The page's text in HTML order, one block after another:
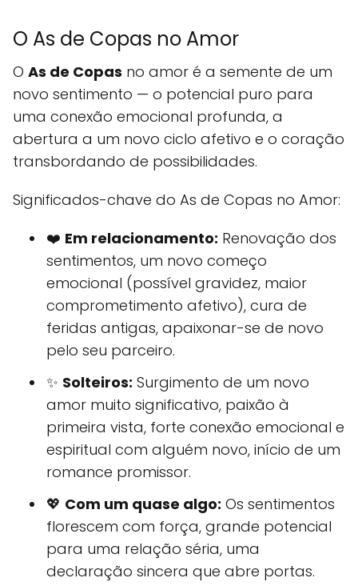
O As de Copas no Amor
O As de Copas no amor é a semente de um
novo sentimento — o potencial puro para
uma conexão emocional profunda, a
abertura a um novo ciclo afetivo e o coração
transbordando de possibilidades.
Significados-chave do As de Copas no Amor:
❤️ Em relacionamento: Renovação dos
sentimentos, um novo começo
emocional (possível gravidez, maior
comprometimento afetivo), cura de
feridas antigas, apaixonar-se de novo
pelo seu parceiro.
✨ Solteiros: Surgimento de um novo
amor muito significativo, paixão à
primeira vista, forte conexão emocional e
espiritual com alguém novo, início de um
romance promissor.
💖 Com um quase algo: Os sentimentos
florescem com força, grande potencial
para uma relação séria, uma
declaração sincera que abre portas.